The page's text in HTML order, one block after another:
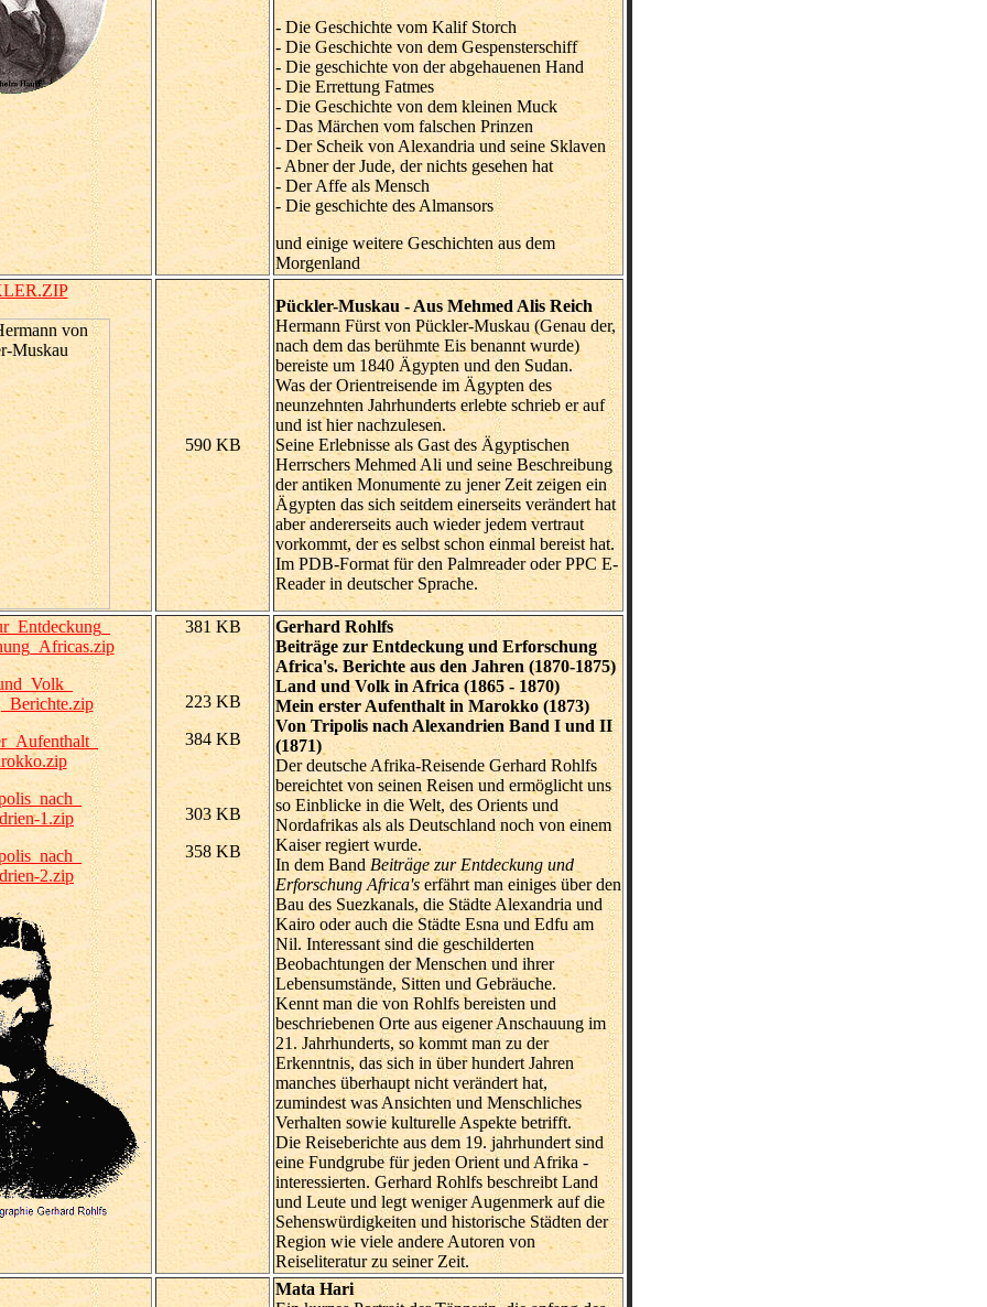
- Die Geschichte vom Kalif Storch
- Die Geschichte von dem Gespensterschiff
- Die geschichte von der abgehauenen Hand
- Die Errettung Fatmes
- Die Geschichte von dem kleinen Muck
- Das Märchen vom falschen Prinzen
- Der Scheik von Alexandria und seine Sklaven
- Abner der Jude, der nichts gesehen hat
- Der Affe als Mensch
- Die geschichte des Almansors
und einige weitere Geschichten aus dem
Morgenland
590 KB
Pückler-Muskau - Aus Mehmed Alis Reich
Hermann Fürst von Pückler-Muskau (Genau der,
nach dem das berühmte Eis benannt wurde)
bereiste um 1840 Ägypten und den Sudan.
Was der Orientreisende im Ägypten des
neunzehnten Jahrhunderts erlebte schrieb er auf
und ist hier nachzulesen.
Seine Erlebnisse als Gast des Ägyptischen
Herrschers Mehmed Ali und seine Beschreibung
der antiken Monumente zu jener Zeit zeigen ein
Ägypten das sich seitdem einerseits verändert hat
aber andererseits auch wieder jedem vertraut
vorkommt, der es selbst schon einmal bereist hat.
Im PDB-Format für den Palmreader oder PPC E-
Reader in deutscher Sprache.
1.zip
2.zip
381 KB
223 KB
384 KB
303 KB
358 KB
Gerhard Rohlfs
Beiträge zur Entdeckung und Erforschung
Africa's. Berichte aus den Jahren (1870-1875)
Land und Volk in Africa (1865 - 1870)
Mein erster Aufenthalt in Marokko (1873)
Von Tripolis nach Alexandrien Band I und II
(1871)
Der deutsche Afrika-Reisende Gerhard Rohlfs
bereichtet von seinen Reisen und ermöglicht uns
so Einblicke in die Welt, des Orients und
Nordafrikas als als Deutschland noch von einem
Kaiser regiert wurde.
In dem Band Beiträge zur Entdeckung und
Erforschung Africa's erfährt man einiges über den
Bau des Suezkanals, die Städte Alexandria und
Kairo oder auch die Städte Esna und Edfu am
Nil. Interessant sind die geschilderten
Beobachtungen der Menschen und ihrer
Lebensumstände, Sitten und Gebräuche.
Kennt man die von Rohlfs bereisten und
beschriebenen Orte aus eigener Anschauung im
21. Jahrhunderts, so kommt man zu der
Erkenntnis, das sich in über hundert Jahren
manches überhaupt nicht verändert hat,
zumindest was Ansichten und Menschliches
Verhalten sowie kulturelle Aspekte betrifft.
Die Reiseberichte aus dem 19. jahrhundert sind
eine Fundgrube für jeden Orient und Afrika -
interessierten. Gerhard Rohlfs beschreibt Land
und Leute und legt weniger Augenmerk auf die
Sehenswürdigkeiten und historische Städten der
Region wie viele andere Autoren von
Reiseliteratur zu seiner Zeit.
Mata Hari